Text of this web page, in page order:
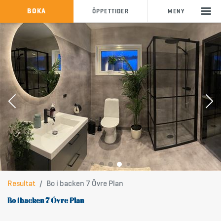
KÖP SKIPASS
info@storklinten.se
&bullet;
Telefonbokning : 0928-40 000
ÖPPETTIDER
BOKA MENY
Resultat
Bo i backen 7 Övre Plan
Bo i backen 7 Övre Plan